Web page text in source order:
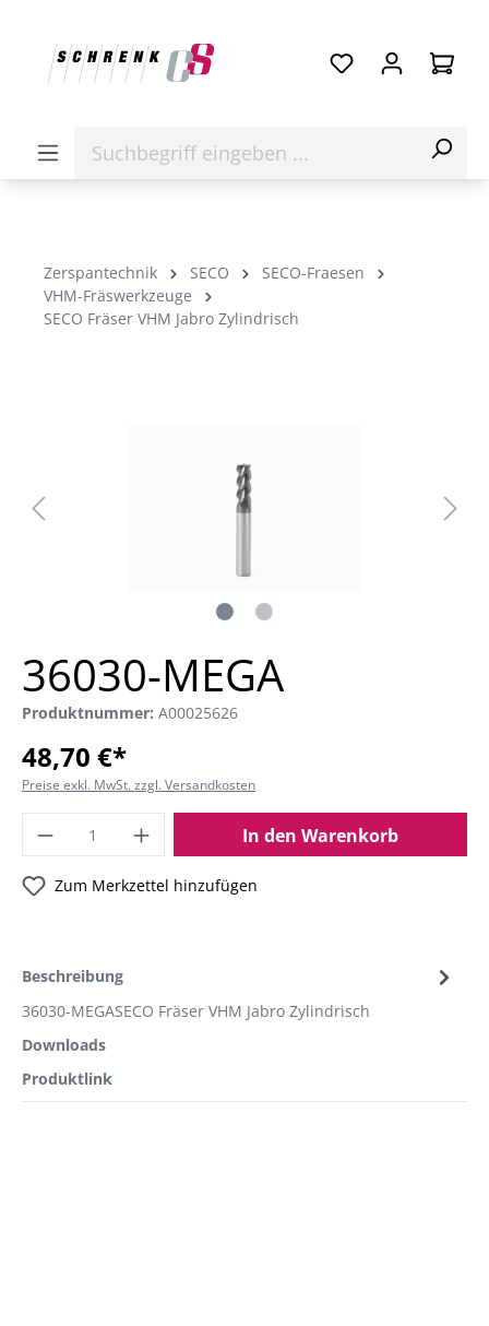
Zerspantechnik SECO
SECO-Fraesen
VHM-Fräswerkzeuge
SECO Fräser VHM Jabro Zylindrisch
36030-MEGA
Produktnummer: A00025626
48,70 €*
Preise exkl. MwSt. zzgl. Versandkosten
In den Warenkorb
Zum Merkzettel hinzufügen
Beschreibung
36030-MEGASECO Fräser VHM Jabro Zylindrisch
Downloads
Produktlink